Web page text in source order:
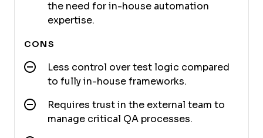
the need for in-house automation
expertise.
CONS
Less control over test logic compared
to fully in-house frameworks.
Requires trust in the external team to
manage critical QA processes.